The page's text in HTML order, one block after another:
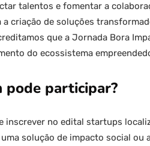
talentos e fomentar a
a criação de soluções
que a Jornada Bora
do ecossistema
pode participar?
inscrever no edital startups
solução de impacto social ou